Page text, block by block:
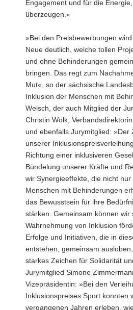
Engagement und für die
überzeugen.«
»Bei den Preisbewerbungen
Neue deutlich, welche tollen
und ohne Behinderungen
bringen. Das regt zum
Mut«, so der sächsische
Inklusion der Menschen mit
Welsch, der auch Mitglied der
Christin Wölk,
und ebenfalls Jurymitglied: »Der
unserer
Richtung einer inklusiveren
Bündelung unserer Kräfte und
wir Synergieeffekte, die nicht
Menschen mit Behinderungen
das Bewusstsein für ihre
stärken. Gemeinsam können wir
Wahrnehmung von Inklusion
Erfolge und Initiativen, die in
entstehen, gemeinsam
starkes Zeichen für Solidarität
Jurymitglied Simone
Vizepräsidentin: »Bei den
Inklusionspreises Sport konnten
vergangenen Jahren erleben,